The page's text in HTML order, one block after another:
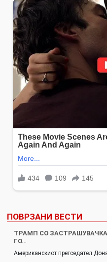
ПОВРЗАНИ ВЕСТИ
ТРАМП СО
ГО…
Американскиот претседател